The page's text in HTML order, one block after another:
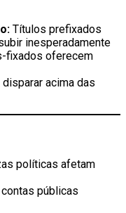
Títulos prefixados
inesperadamente
fixados oferecem
acima das
políticas afetam
públicas